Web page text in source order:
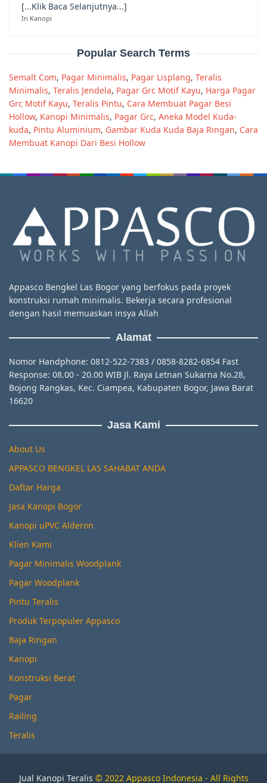
[...Klik Baca Selanjutnya...]
In Kanopi
Popular Search Terms
Semalt Com, Pagar Minimalis, Pagar Lisplang, Teralis
Minimalis, Teralis Jendela, Pagar Grc Motif Kayu, Harga Pagar
Grc Motif Kayu, Teralis Pintu, Cara Membuat Pagar Besi
Hollow, Kanopi Minimalis, Pagar Grc, Aneka Model Kuda-
kuda, Pintu Aluminium, Gambar Kuda Kuda Baja Ringan, Cara
Membuat Kanopi Dari Besi Hollow
Appasco Bengkel Las Bogor yang berfokus pada proyek
konstruksi rumah minimalis. Bekerja secara profesional
dengan hasil memuaskan insya Allah
Alamat
Nomor Handphone: 0812-522-7383 / 0858-8282-6854 Fast
Response: 08.00 - 20.00 WIB Jl. Raya Letnan Sukarna No.28,
Bojong Rangkas, Kec. Ciampea, Kabupaten Bogor, Jawa Barat
16620
Jasa Kami
About Us
APPASCO BENGKEL LAS SAHABAT ANDA
Daftar Harga
Jasa Kanopi Bogor
Kanopi uPVC Alderon
Klien Kami
Pagar Minimalis Woodplank
Pagar Woodplank
Pintu Teralis
Produk Terpopuler Appasco
Baja Ringan
Kanopi
Konstruksi Berat
Pagar
Railing
Teralis
Jual Kanopi Teralis © 2022 Appasco Indonesia - All Rights